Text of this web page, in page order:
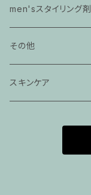
men'sスタイリング剤
その他
スキンケア